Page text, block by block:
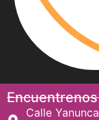
Encuentrenos
Calle